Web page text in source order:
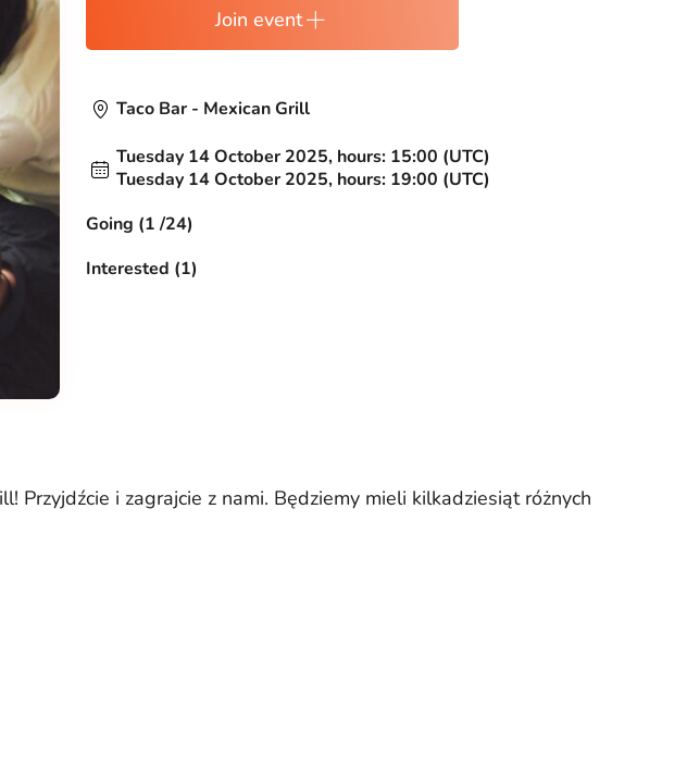
Join event
Taco Bar - Mexican Grill
Tuesday 14 October 2025, hours: 15:00 (UTC)
Tuesday 14 October 2025, hours: 19:00 (UTC)
Going (1 /24)
Interested (1)
Przyjdźcie i zagrajcie z nami. Będziemy mieli kilkadziesiąt różnych